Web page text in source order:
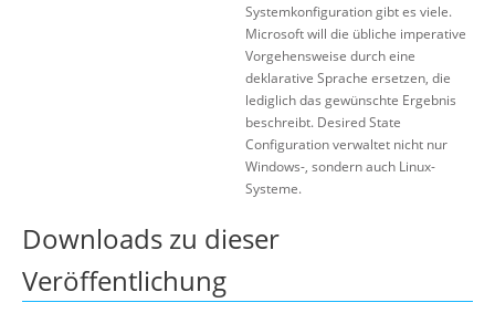
Systemkonfiguration gibt es viele.
Microsoft will die übliche imperative
Vorgehensweise durch eine
deklarative Sprache ersetzen, die
lediglich das gewünschte Ergebnis
beschreibt. Desired State
Configuration verwaltet nicht nur
Windows-, sondern auch Linux-
Systeme.
Downloads zu dieser
Veröffentlichung